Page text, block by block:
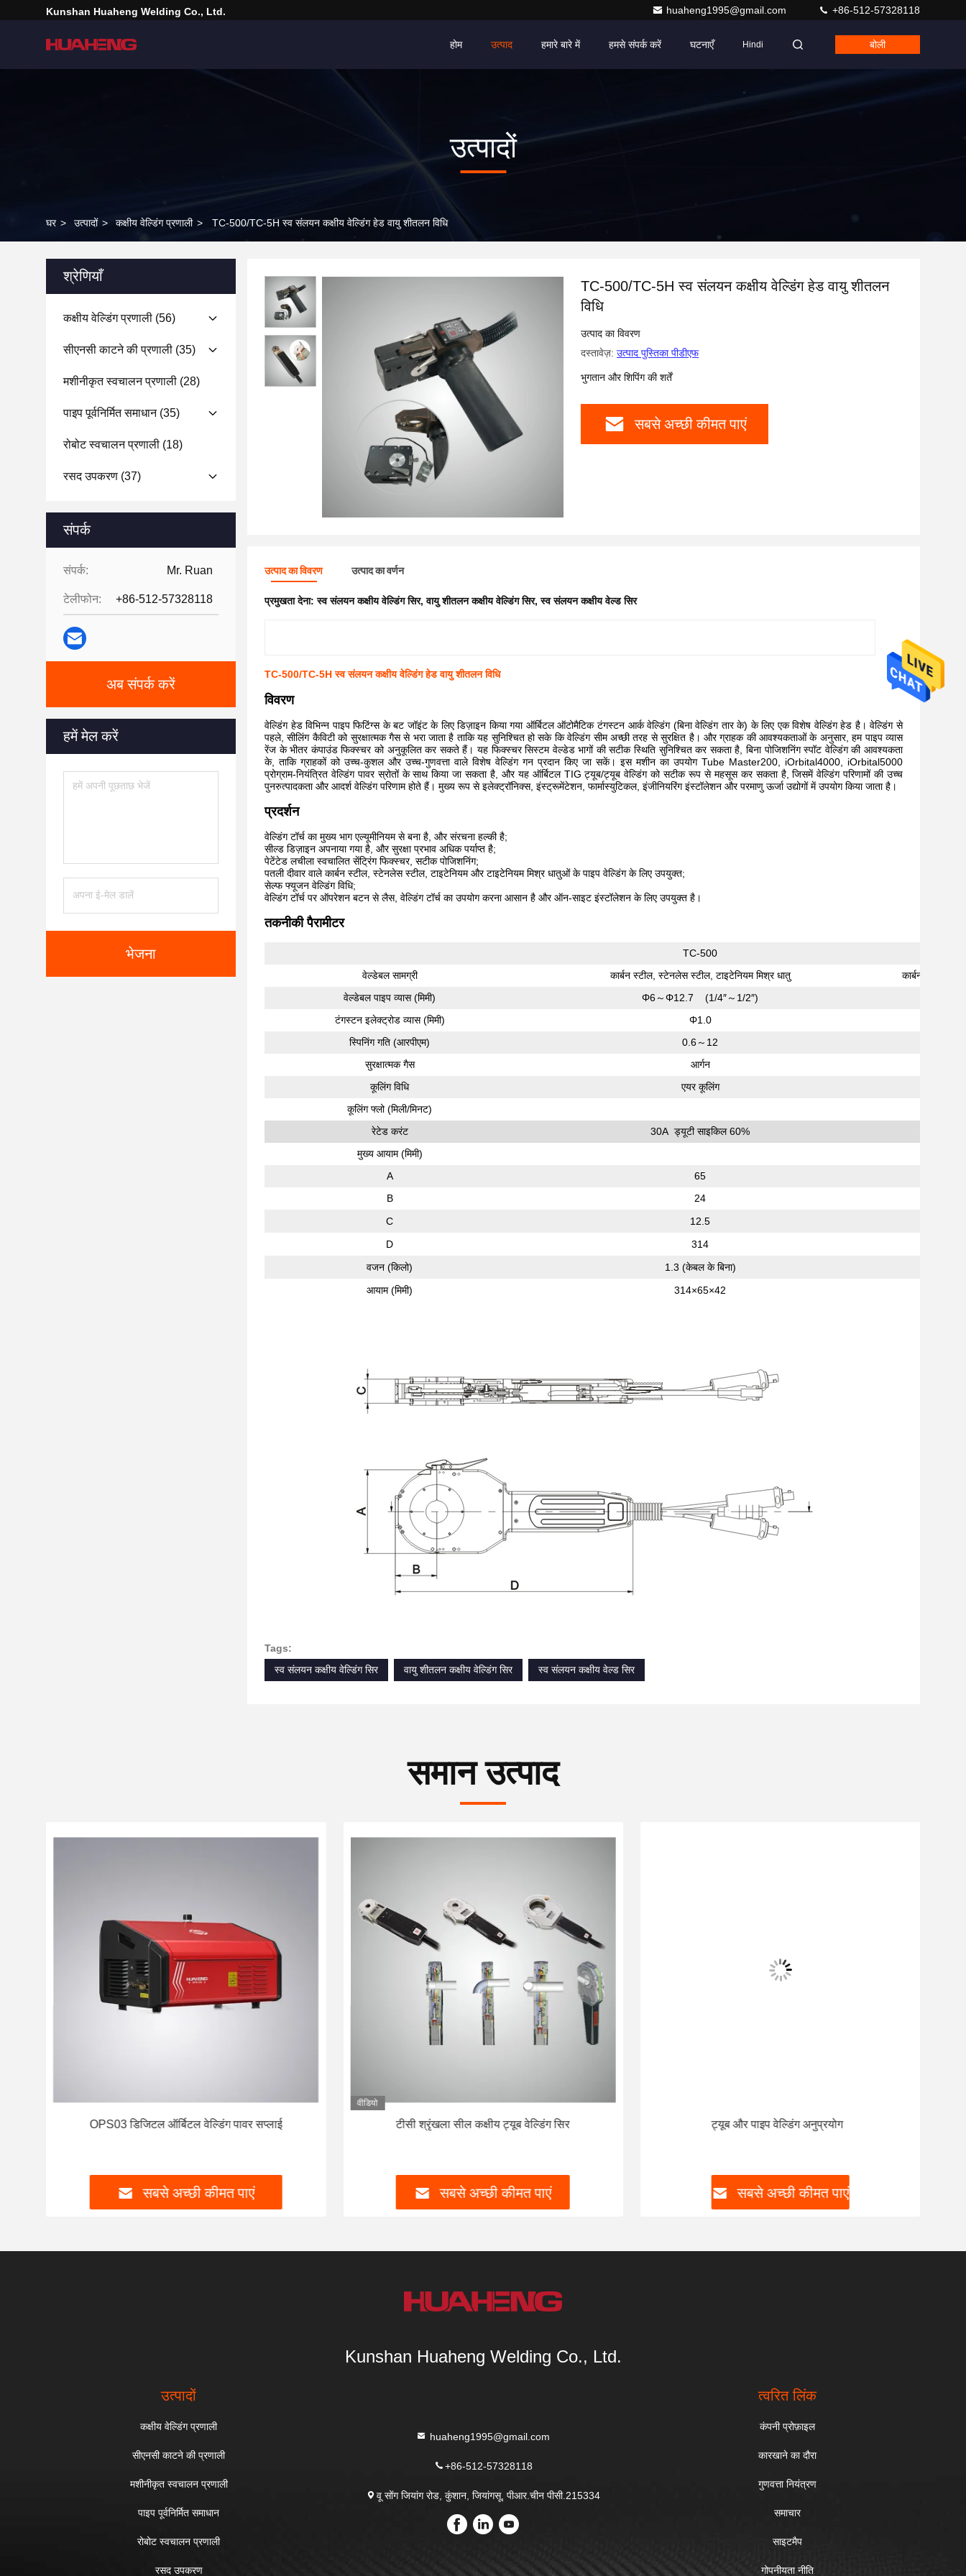
Kunshan Huaheng Welding Co., Ltd. huaheng1995@gmail.com +86-512-57328118
होम उत्पाद हमारे बारे में हमसे संपर्क करें घटनाएँ Hindi बोली
उत्पादों
घर > उत्पादों > कक्षीय वेल्डिंग प्रणाली > TC-500/TC-5H स्व संलयन कक्षीय वेल्डिंग हेड वायु शीतलन विधि
श्रेणियाँ
कक्षीय वेल्डिंग प्रणाली (56)
सीएनसी काटने की प्रणाली (35)
मशीनीकृत स्वचालन प्रणाली (28)
पाइप पूर्वनिर्मित समाधान(35)
रोबोट स्वचालन प्रणाली (18)
रसद उपकरण (37)
संपर्क
संपर्क: Mr. Ruan
टेलीफोन: +86-512-57328118
अब संपर्क करें
हमें मेल करें
भेजना
TC-500/TC-5H स्व संलयन कक्षीय वेल्डिंग हेड वायु शीतलन
विधि
उत्पाद का विवरण
दस्तावेज़: उत्पाद पुस्तिका पीडीएफ
भुगतान और शिपिंग की शर्तें
सबसे अच्छी कीमत पाएं
उत्पाद का विवरण उत्पाद का वर्णन
प्रमुखता देना:स्व संलयन कक्षीय वेल्डिंग सिर,वायु शीतलन कक्षीय वेल्डिंग सिर,स्व संलयन कक्षीय वेल्ड सिर
TC-500/TC-5H स्व संलयन कक्षीय वेल्डिंग हेड वायु शीतलन विधि
विवरण
वेल्डिंग हेड विभिन्न पाइप फिटिंग्स के बट जॉइंट के लिए डिज़ाइन किया गया ऑर्बिटल ऑटोमैटिक टंगस्टन आर्क वेल्डिंग (बिना वेल्डिंग तार के) के लिए एक विशेष वेल्डिंग हेड है। वेल्डिंग से
पहले, सीलिंग कैविटी को सुरक्षात्मक गैस से भरा जाता है ताकि यह सुनिश्चित हो सके कि वेल्डिंग सीम अच्छी तरह से सुरक्षित है। और ग्राहक की आवश्यकताओं के अनुसार, हम पाइप व्यास
रेंज के भीतर कंपाउंड फिक्स्चर को अनुकूलित कर सकते हैं। यह फिक्स्चर सिस्टम वेल्डेड भागों की सटीक स्थिति सुनिश्चित कर सकता है, बिना पोजिशनिंग स्पॉट वेल्डिंग की आवश्यकता
के, ताकि ग्राहकों को उच्च-कुशल और उच्च-गुणवत्ता वाले विशेष वेल्डिंग गन प्रदान किए जा सकें। इस मशीन का उपयोग Tube Master200, iOrbital4000, iOrbital5000
प्रोग्राम-नियंत्रित वेल्डिंग पावर स्रोतों के साथ किया जा सकता है, और यह ऑर्बिटल TIG ट्यूब/ट्यूब वेल्डिंग को सटीक रूप से महसूस कर सकता है, जिसमें वेल्डिंग परिणामों की उच्च
पुनरुत्पादकता और आदर्श वेल्डिंग परिणाम होते हैं। मुख्य रूप से इलेक्ट्रॉनिक्स, इंस्ट्रूमेंटेशन, फार्मास्युटिकल, इंजीनियरिंग इंस्टॉलेशन और परमाणु ऊर्जा उद्योगों में उपयोग किया जाता है।
प्रदर्शन
वेल्डिंग टॉर्च का मुख्य भाग एल्यूमीनियम से बना है, और संरचना हल्की है;
सील्ड डिज़ाइन अपनाया गया है, और सुरक्षा प्रभाव अधिक पर्याप्त है;
पेटेंटेड लचीला स्वचालित सेंट्रिंग फिक्स्चर, सटीक पोजिशनिंग;
पतली दीवार वाले कार्बन स्टील, स्टेनलेस स्टील, टाइटेनियम और टाइटेनियम मिश्र धातुओं के पाइप वेल्डिंग के लिए उपयुक्त;
सेल्फ फ्यूजन वेल्डिंग विधि;
वेल्डिंग टॉर्च पर ऑपरेशन बटन से लैस, वेल्डिंग टॉर्च का उपयोग करना आसान है और ऑन-साइट इंस्टॉलेशन के लिए उपयुक्त है।
तकनीकी पैरामीटर
TC-500
वेल्डेबल सामग्री
कार्बन स्टील, स्टेनलेस स्टील, टाइटेनियम मिश्र धातु
कार्बन स्टील,
वेल्डेबल पाइप व्यास (मिमी)
Φ6～Φ12.7 (1/4″～1/2″)
टंगस्टन इलेक्ट्रोड व्यास (मिमी)
Φ1.0
स्पिनिंग गति (आरपीएम)
0.6～12
सुरक्षात्मक गैस
आर्गन
कूलिंग विधि
एयर कूलिंग
कूलिंग फ्लो (मिली/मिनट)
रेटेड करंट
30A ड्यूटी साइकिल 60%
मुख्य आयाम (मिमी)
A
65
B
24
C
12.5
D
314
वजन (किलो)
1.3 (केबल के बिना)
आयाम (मिमी) 314×65×42
Tags:
स्व संलयन कक्षीय वेल्डिंग सिर
वायु शीतलन कक्षीय वेल्डिंग सिर स्व संलयन कक्षीय वेल्ड सिर
समान उत्पाद
OPS03 डिजिटल ऑर्बिटल वेल्डिंग पावर सप्लाई
सबसे अच्छी कीमत पाएं
वीडियो
टीसी श्रृंखला सील कक्षीय ट्यूब वेल्डिंग सिर
सबसे अच्छी कीमत पाएं
ट्यूब और पाइप वेल्डिंग अनुप्रयोग
सबसे अच्छी कीमत पाएं
Kunshan Huaheng Welding Co., Ltd.
उत्पादों
कक्षीय वेल्डिंग प्रणाली
सीएनसी काटने की प्रणाली
मशीनीकृत स्वचालन प्रणाली
पाइप पूर्वनिर्मित समाधान
रोबोट स्वचालन प्रणाली
रसद उपकरण
huaheng1995@gmail.com
+86-512-57328118
वू सोंग जियांग रोड, कुंशान, जियांगसू, पीआर.चीन पीसी.215334
त्वरित लिंक
कंपनी प्रोफ़ाइल
कारखाने का दौरा
गुणवत्ता नियंत्रण
समाचार
साइटमैप
गोपनीयता नीति